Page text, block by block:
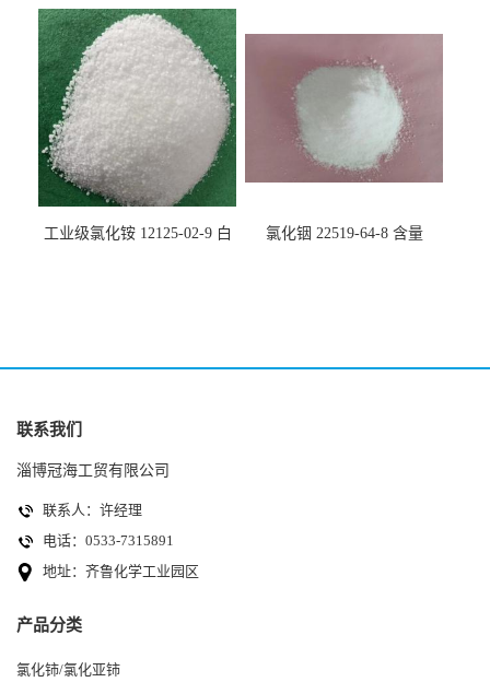
工业级氯化铵 12125-02-9 白
氯化铟 22519-64-8 含量
联系我们
淄博冠海工贸有限公司
联系人：许经理
电话：0533-7315891
地址：齐鲁化学工业园区
产品分类
氯化铈/氯化亚铈